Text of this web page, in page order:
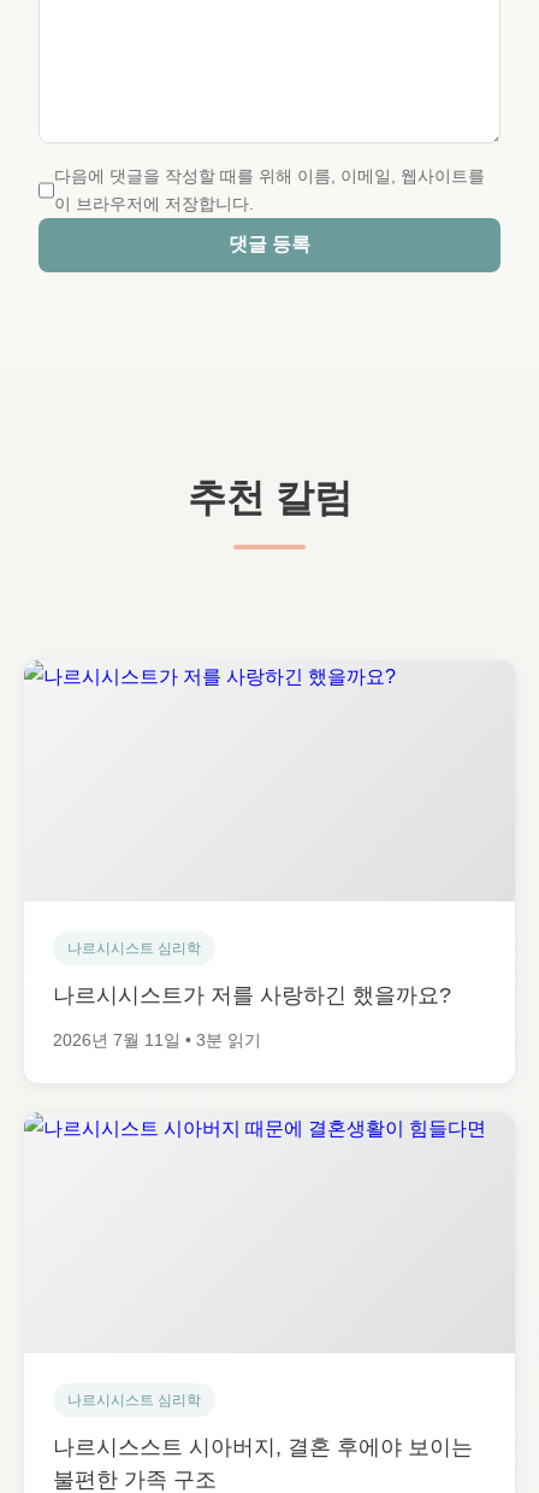
다음에 댓글을 작성할 때를 위해 이름, 이메일, 웹사이트를
이 브라우저에 저장합니다.
댓글 등록
추천 칼럼
나르시시스트 심리학
나르시시스트가 저를 사랑하긴 했을까요?
2026년 7월 11일 • 3분 읽기
나르시시스트 심리학
나르시스스트 시아버지, 결혼 후에야 보이는
불편한 가족 구조